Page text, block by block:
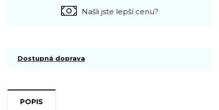
Našli jste lepší cenu?
Dostupná doprava
POPIS